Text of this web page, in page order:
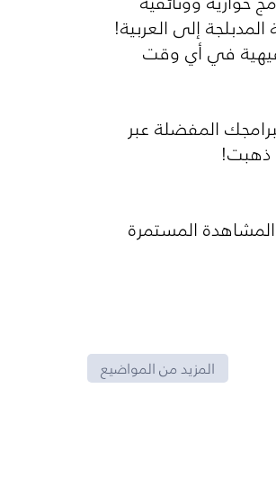
إلى العربية!
في أي وقت
المفضلة عبر
ذهبت!
المستمرة
المزيد من المواضيع